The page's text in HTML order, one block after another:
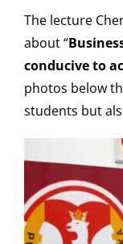
The lecture
about “
conducive to
photos below
students but